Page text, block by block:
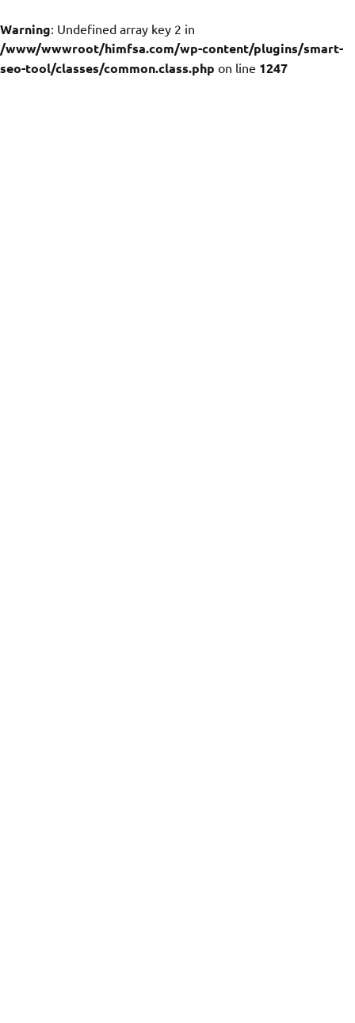
Warning: Undefined array key 2 in
/www/wwwroot/himfsa.com/wp-content/plugins/smart-
seo-tool/classes/common.class.php on line 1247